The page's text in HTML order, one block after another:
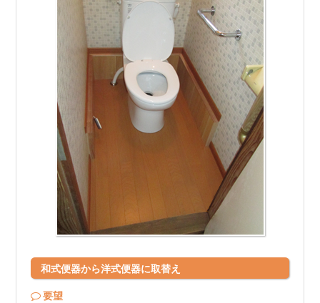
和式便器から洋式便器に取替え
要望